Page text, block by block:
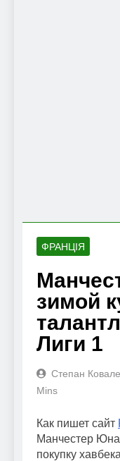
ФРАНЦІЯ
зимой
Лиги 1
Степан
Mins
Как пишет сайт
Манчестер
покупку